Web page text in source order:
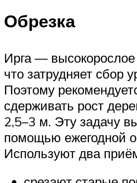
Обрезка
Ирга — высокорослое
что затрудняет сбор
Поэтому
сдерживать рост
2,5–3 м. Эту задачу
помощью ежегодной
Используют два